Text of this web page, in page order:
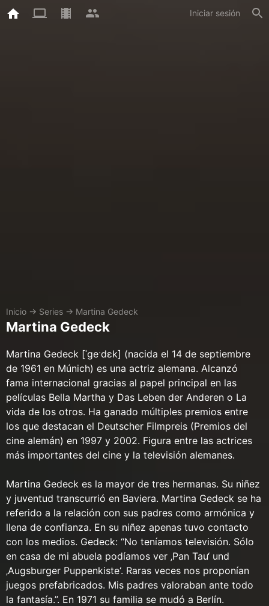
Iniciar sesión
Inicio → Series → Martina Gedeck
Martina Gedeck
Martina Gedeck [ˈɡeˑdɛk] (nacida el 14 de septiembre
de 1961 en Múnich) es una actriz alemana. Alcanzó
fama internacional gracias al papel principal en las
películas Bella Martha y Das Leben der Anderen o La
vida de los otros. Ha ganado múltiples premios entre
los que destacan el Deutscher Filmpreis (Premios del
cine alemán) en 1997 y 2002. Figura entre las actrices
más importantes del cine y la televisión alemanes.
Martina Gedeck es la mayor de tres hermanas. Su niñez
y juventud transcurrió en Baviera. Martina Gedeck se ha
referido a la relación con sus padres como armónica y
llena de confianza. En su niñez apenas tuvo contacto
con los medios. Gedeck: “No teníamos televisión. Sólo
en casa de mi abuela podíamos ver ‚Pan Tau‘ und
‚Augsburger Puppenkiste‘. Raras veces nos proponían
juegos prefabricados. Mis padres valoraban ante todo
la fantasía.”. En 1971 su familia se mudó a Berlín.